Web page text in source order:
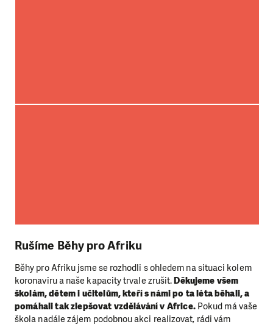
Rušíme Běhy pro Afriku
Běhy pro Afriku jsme se rozhodli s ohledem na situaci kolem
koronaviru a naše kapacity trvale zrušit.Děkujeme všem
školám, dětem i učitelům, kteří s námi po ta léta běhali, a
pomáhali tak zlepšovat vzdělávání v Africe.Pokud má vaše
škola nadále zájem podobnou akci realizovat, rádi vám